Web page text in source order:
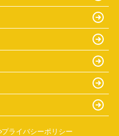
プライバシーポリシー